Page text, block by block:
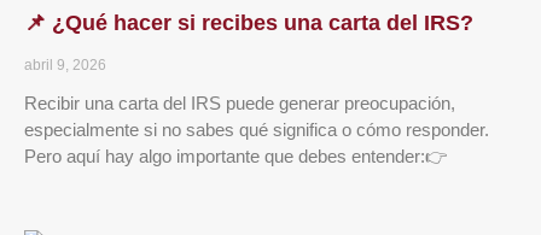
📌 ¿Qué hacer si recibes una carta del IRS?
abril 9, 2026
Recibir una carta del IRS puede generar preocupación,
especialmente si no sabes qué significa o cómo responder.
Pero aquí hay algo importante que debes entender:👉